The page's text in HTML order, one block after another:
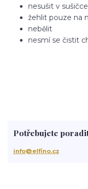
nesušit v sušičce
žehlit pouze na
nebělit
nesmí se čistit
Potřebujete
info@elfino.cz